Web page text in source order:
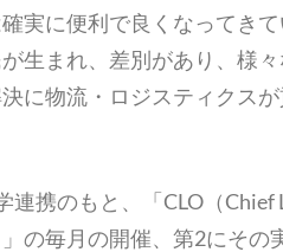
実に便利で良くなってき
生まれ、差別があり、様々
に物流・ロジスティクス
携のもと、「CLO（Chief
の毎月の開催、第2にその